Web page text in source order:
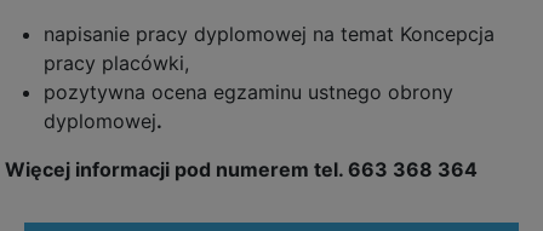
napisanie pracy dyplomowej na temat Koncepcja
pracy placówki,
pozytywna ocena egzaminu ustnego obrony
dyplomowej.
Więcej informacji pod numerem tel. 663 368 364